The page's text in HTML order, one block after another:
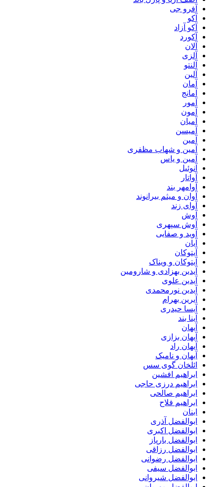
آفرو جی
آکو
آکو آزاد
آکورد
آلان
آلزی
آلنتو
آلین
آمان
آمانج
آمور
آمون
آمیان
آمیسن
آمین
آمین و شهاب مظفری
آمین و یاس
آنوئیل
آواتار
آوامهر بند
آوان و میثم بیرانوند
آوای زند
آوش
آوش سپهری
آوید و صفایی
آیان
آیتوکان
آیتوکان و ویناک
آیدین بهزادی و شارومین
آیدین علوی
آیدین نورمحمدی
آیرین بهرام
آیسا حیدری
آینا بند
آیهان
آیهان بزازی
آیهان راد
آیهان و نامیک
ائلخان گوی سس
ابراهیم افشین
ابراهیم درزی حاجی
ابراهیم صالحی
ابراهیم فلاح
ابنان
ابوالفضل آذری
ابوالفضل اکبری
ابوالفضل بارپاز
ابوالفضل رزاقی
ابوالفضل رضوانی
ابوالفضل سیفی
ابوالفضل شیروانی